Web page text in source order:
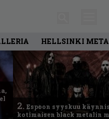
HELLSINKI
2. Espoon syyskuu
kotimaisen black metalin